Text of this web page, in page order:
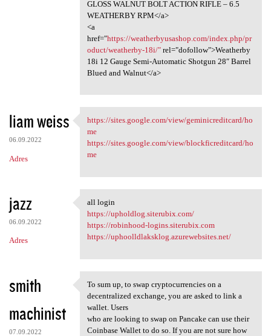
GLOSS WALNUT BOLT ACTION RIFLE – 6.5
WEATHERBY RPM</a>
<a
href="https://weatherbyusashop.com/index.php/pr
oduct/weatherby-18i/"rel="dofollow">Weatherby
18i 12 Gauge Semi-Automatic Shotgun 28″ Barrel
Blued and Walnut</a>
liam weiss
06.09.2022
Adres
https://sites.google.com/view
https://sites.google.com/view/geminicreditcard/ho
me
https://sites.google.com/view/blockficreditcard/ho
me
jazz
06.09.2022
Adres
all login
all login
https://upholdlog.siterubix.com/
https://robinhood-logins.siterubix.com
https://uphoolldlaksklog.azurewebsites.net/
smith
machinist
07.09.2022
To sum up, to swap
To sum up, to swap cryptocurrencies on a
decentralized exchange, you are asked to link a
wallet. Users
who are looking to swap on Pancake can use their
Coinbase Wallet to do so. If you are not sure how